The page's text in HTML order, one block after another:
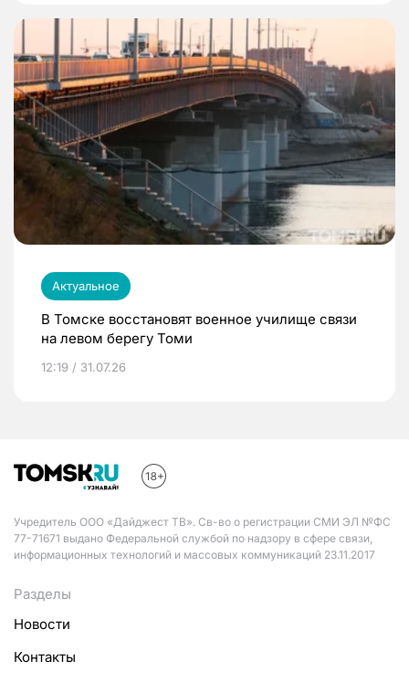
Актуальное
В Томске восстановят военное училище связи
на левом берегу Томи
12:19 / 31.07.26
Учредитель ООО «Дайджест ТВ». Св-во о регистрации СМИ ЭЛ №ФС
77-71671 выдано Федеральной службой по надзору в сфере связи,
информационных технологий и массовых коммуникаций 23.11.2017
Разделы
Новости
Контакты